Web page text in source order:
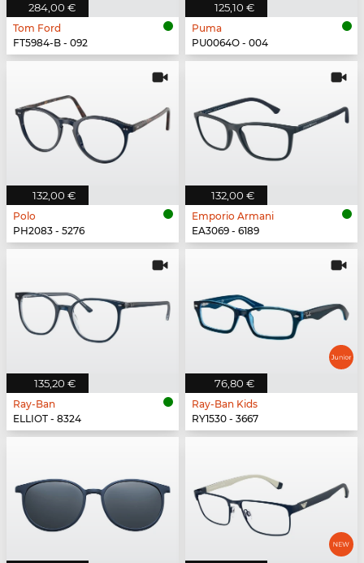
284,00 €
Tom Ford
FT5984-B - 092
125,10 €
Puma
PU0064O - 004
132,00 €
Polo
PH2083 - 5276
132,00 €
Emporio Armani
EA3069 - 6189
135,20 €
Ray-Ban
ELLIOT - 8324
76,80 €
Ray-Ban Kids
RY1530 - 3667